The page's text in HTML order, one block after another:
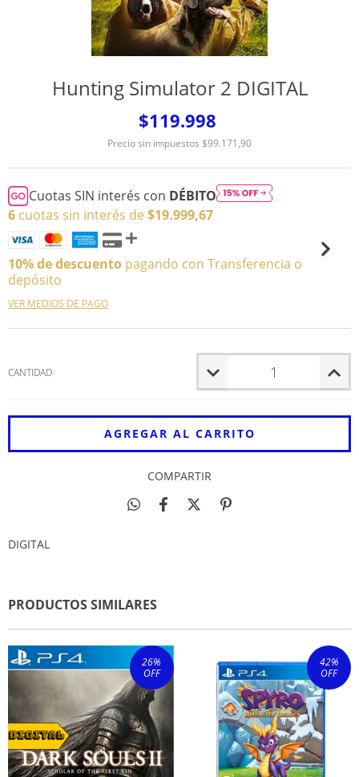
Hunting Simulator 2 DIGITAL
$119.998
Precio sin impuestos $99.171,90
Cuotas SIN interés con DÉBITO
6 cuotas sin interés de $19.999,67
10% de descuento pagando con Transferencia o
depósito
VER MEDIOS DE PAGO
CANTIDAD
COMPARTIR
DIGITAL
PRODUCTOS SIMILARES
26%
OFF
42%
OFF